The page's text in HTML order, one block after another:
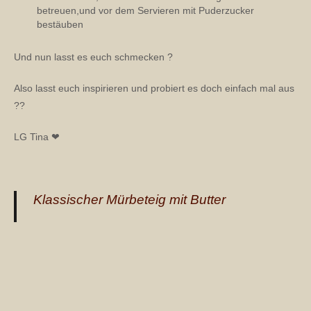
betreuen,und vor dem Servieren mit Puderzucker
bestäuben
Und nun lasst es euch schmecken ?
Also lasst euch inspirieren und probiert es doch einfach mal aus
??
LG Tina ❤
Klassischer Mürbeteig mit Butter